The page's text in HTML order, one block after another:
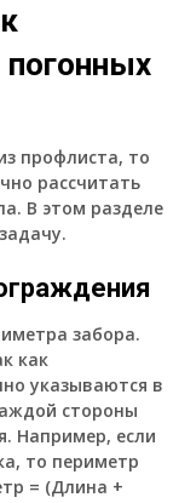
погонных
профлиста, то
рассчитать
В этом разделе
забора.
как
указываются в
стороны
Например, если
то периметр
= (Длина +